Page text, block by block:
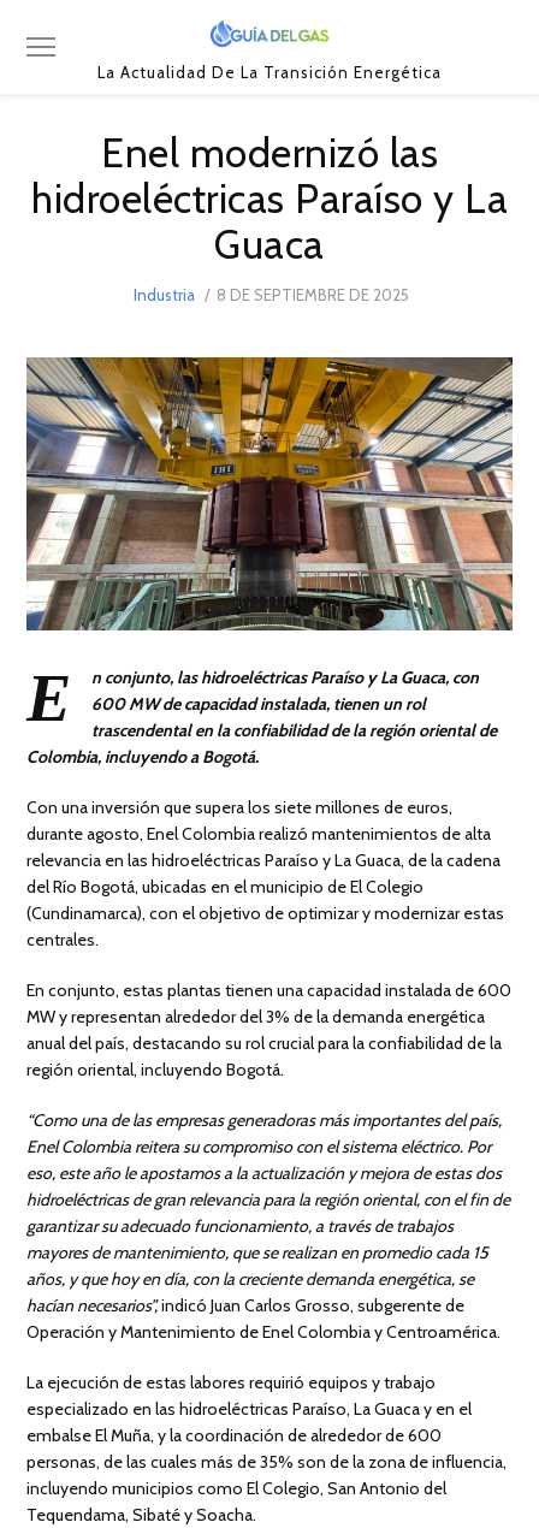
La Actualidad De La Transición Energética
Enel modernizó las
hidroeléctricas Paraíso y La
Guaca
Industria
POSTED
8 DE SEPTIEMBRE DE 2025
DE
2025
E
n conjunto, las hidroeléctricas Paraíso y La Guaca, con
600 MW de capacidad instalada, tienen un rol
trascendental en la confiabilidad de la región oriental de
Colombia, incluyendo a Bogotá.
Con una inversión que supera los siete millones de euros,
durante agosto, Enel Colombia realizó mantenimientos de alta
relevancia en las hidroeléctricas Paraíso y La Guaca, de la cadena
del Río Bogotá, ubicadas en el municipio de El Colegio
(Cundinamarca), con el objetivo de optimizar y modernizar estas
centrales.
En conjunto, estas plantas tienen una capacidad instalada de 600
MW y representan alrededor del 3% de la demanda energética
anual del país, destacando su rol crucial para la confiabilidad de la
región oriental, incluyendo Bogotá.
“Como una de las empresas generadoras más importantes del país,
Enel Colombia reitera su compromiso con el sistema eléctrico. Por
eso, este año le apostamos a la actualización y mejora de estas dos
hidroeléctricas de gran relevancia para la región oriental, con el fin de
garantizar su adecuado funcionamiento, a través de trabajos
mayores de mantenimiento, que se realizan en promedio cada 15
años, y que hoy en día, con la creciente demanda energética, se
hacían necesarios”,indicó Juan Carlos Grosso, subgerente de
Operación y Mantenimiento de Enel Colombia y Centroamérica.
La ejecución de estas labores requirió equipos y trabajo
especializado en las hidroeléctricas Paraíso, La Guaca y en el
embalse El Muña, y la coordinación de alrededor de 600
personas, de las cuales más de 35% son de la zona de influencia,
incluyendo municipios como El Colegio, San Antonio del
Tequendama, Sibaté y Soacha.